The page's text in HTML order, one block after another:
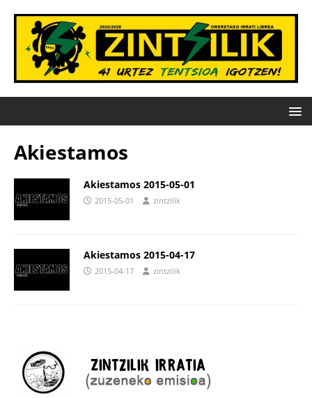
Akiestamos
Akiestamos 2015-05-01
2015-05-01 zintzilik
Akiestamos 2015-04-17
2015-04-17 zintzilik